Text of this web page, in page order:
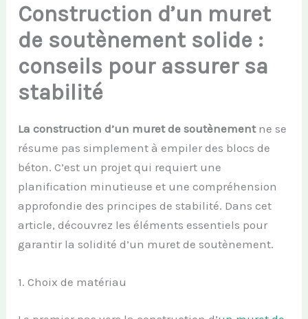
Construction d’un muret
de soutènement solide :
conseils pour assurer sa
stabilité
La construction d’un muret de soutènementne se
résume pas simplement à empiler des blocs de
béton. C’est un projet qui requiert une
planification minutieuse et une compréhension
approfondie des principes de stabilité. Dans cet
article, découvrez les éléments essentiels pour
garantir la solidité d’un muret de soutènement.
1. Choix de matériau